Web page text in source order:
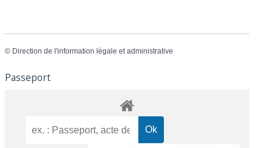
© Direction de l'information légale et administrative
Passeport